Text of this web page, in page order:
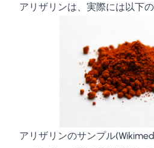
アリザリンは、実際には以下
アリザリンのサンプル(